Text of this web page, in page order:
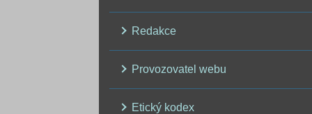
Redakce
Provozovatel webu
Etický kodex